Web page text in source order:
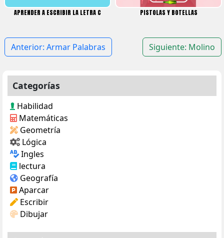
APRENDER A ESCRIBIR LA LETRA C PISTOLAS Y BOTELLAS
Navegación
de
entradas
Anterior: Armar Palabras Siguiente: Molino
Categorías
Habilidad
Matemáticas
Geometría
Lógica
Ingles
lectura
Geografía
Aparcar
Escribir
Dibujar